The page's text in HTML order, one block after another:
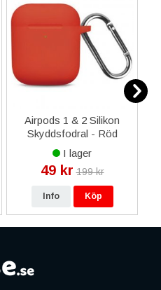
Airpods 1 & 2 Silikon
Skyddsfodral - Röd
I lager
49 kr 199 kr
Info Köp